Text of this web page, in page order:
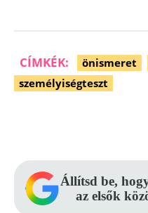
CÍMKÉK: önismeret
személyiségteszt
Állítsd be,
az elsők